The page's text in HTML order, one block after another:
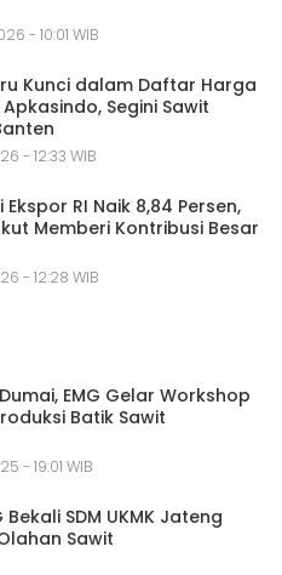
- 10:01 WIB
Kunci dalam Daftar Harga
Segini Sawit
- 12:33 WIB
Ekspor RI Naik 8,84 Persen,
Memberi Kontribusi Besar
- 12:28 WIB
EMG Gelar Workshop
Batik Sawit
- 19:01 WIB
Bekali SDM UKMK Jateng
Sawit